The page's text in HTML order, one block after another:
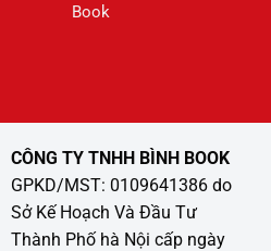
Book
CÔNG TY TNHH BÌNH BOOK
GPKD/MST: 0109641386 do
Sở Kế Hoạch Và Đầu Tư
Thành Phố hà Nội cấp ngày